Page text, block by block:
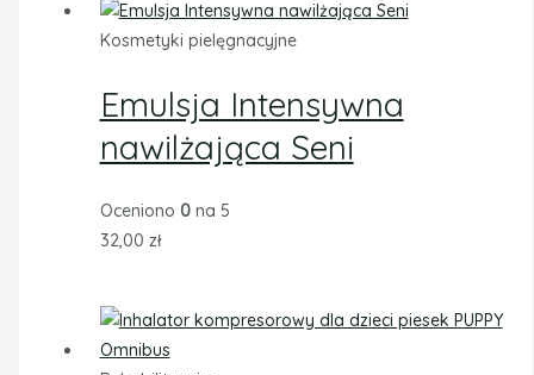
Kosmetyki pielęgnacyjne
Emulsja Intensywna
nawilżająca Seni
Oceniono 0na 5
32,00 zł